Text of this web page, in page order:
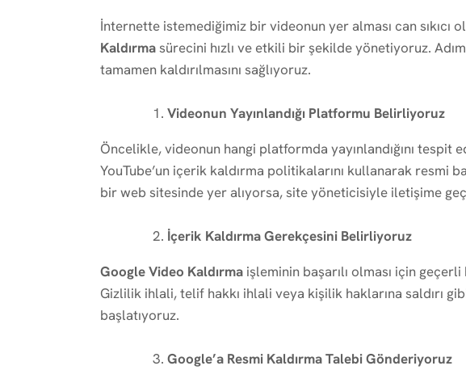
İnternette istemediğimiz bir videonun yer alması can sıkıcı
Kaldırmasürecini hızlı ve etkili bir şekilde yönetiyoruz.
tamamen kaldırılmasını sağlıyoruz.
Videonun Yayınlandığı Platformu Belirliyoruz
Öncelikle, videonun hangi platformda yayınlandığını tespit
YouTube’un içerik kaldırma politikalarını kullanarak resmi
bir web sitesinde yer alıyorsa, site yöneticisiyle iletişime
İçerik Kaldırma Gerekçesini Belirliyoruz
Google Video Kaldırma işleminin başarılı olması için
Gizlilik ihlali, telif hakkı ihlali veya kişilik haklarına saldırı
başlatıyoruz.
Google’a Resmi Kaldırma Talebi Gönderiyoruz